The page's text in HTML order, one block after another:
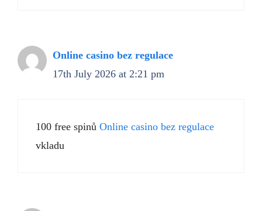
Online casino bez regulace
17th July 2026 at 2:21 pm
100 free spinů Online casino bez regulace
vkladu